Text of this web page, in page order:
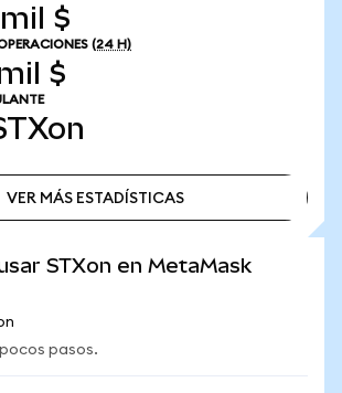
$
(24 H)
$
VER MÁS ESTADÍSTICAS
STXon en MetaMask
pasos.